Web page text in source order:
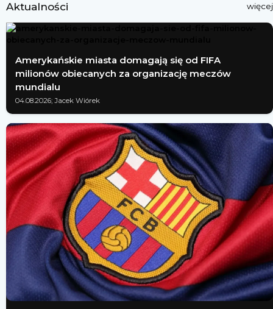
Aktualności więcej
Amerykańskie miasta domagają się od FIFA
milionów obiecanych za organizację meczów
mundialu
04.08.2026; Jacek Wiórek